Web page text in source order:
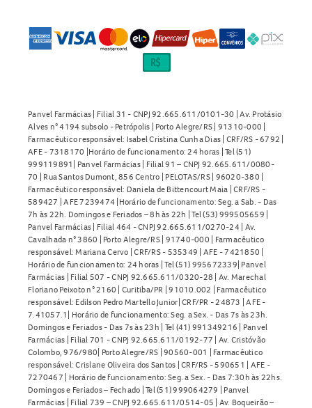
Panvel Farmácias | Filial 31 - CNPJ 92.665.611/0101-30 | Av. Protásio
Alves n° 4194 subsolo - Petrópolis | Porto Alegre/RS | 91310-000 |
Farmacêutico responsável: Isabel Cristina Cunha Dias | CRF/RS - 6792 |
AFE - 7318170 |Horário de funcionamento: 24 horas | Tel (51)
999119891| Panvel Farmácias | Filial 91 – CNPJ 92.665.611/0080-
70 | Rua Santos Dumont, 856 Centro | PELOTAS/RS | 96020-380 |
Farmacêutico responsável: Daniela de Bittencourt Maia | CRF/RS -
589427 | AFE 7239474 |Horário de funcionamento: Seg. a Sab. - Das
7h às 22h. Domingos e Feriados – 8h às 22h | Tel (53) 999505659 |
Panvel Farmácias | Filial 464 - CNPJ 92.665.611/0270-24 | Av.
Cavalhada n° 3860 | Porto Alegre/RS | 91740-000 | Farmacêutico
responsável: Mariana Cervo | CRF/RS - 535349 | AFE - 7421850 |
Horário de funcionamento: 24 horas | Tel (51) 995672339| Panvel
Farmácias | Filial 507 - CNPJ 92.665.611/0320-28 | Av. Marechal
Floriano Peixoto n° 2160 | Curitiba/PR | 91010.002 | Farmacêutico
responsável: Edilson Pedro Martello Junior| CRF/PR - 24873 | AFE -
7.41057.1| Horário de funcionamento: Seg. a Sex. - Das 7s às 23h.
Domingos e Feriados - Das 7s às 23h | Tel (41) 991349216 | Panvel
Farmácias | Filial 701 - CNPJ 92.665.611/0192-77 | Av. Cristóvão
Colombo, 976/980| Porto Alegre/RS | 90560-001 | Farmacêutico
responsável: Crislane Oliveira dos Santos | CRF/RS - 590651 | AFE -
7270467 | Horário de funcionamento: Seg. a Sex. - Das 7:30h às 22hs.
Domingos e Feriados – Fechado | Tel (51) 999064279 | Panvel
Farmácias | Filial 739 – CNPJ 92.665.611/0514-05 | Av. Boqueirão –